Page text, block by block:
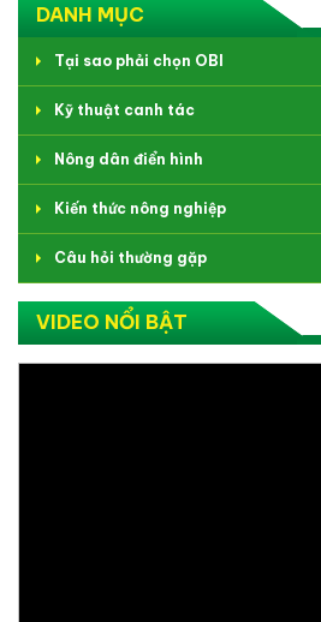
DANH MỤC
Tại sao phải chọn OBI
Kỹ thuật canh tác
Nông dân điển hình
Kiến thức nông nghiệp
Câu hỏi thường gặp
VIDEO NỔI BẬT